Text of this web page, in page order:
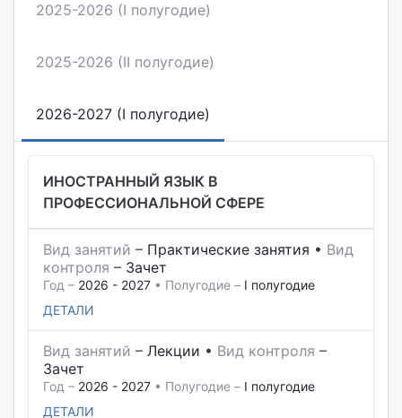
2025-2026 (I полугодие)
2025-2026 (II полугодие)
2026-2027 (I полугодие)
ИНОСТРАННЫЙ ЯЗЫК В
ПРОФЕССИОНАЛЬНОЙ СФЕРЕ
Вид занятий – Практические занятия • Вид
контроля – Зачет
Год – 2026 - 2027 • Полугодие – I полугодие
ДЕТАЛИ
Вид занятий – Лекции • Вид контроля –
Зачет
Год – 2026 - 2027 • Полугодие – I полугодие
ДЕТАЛИ